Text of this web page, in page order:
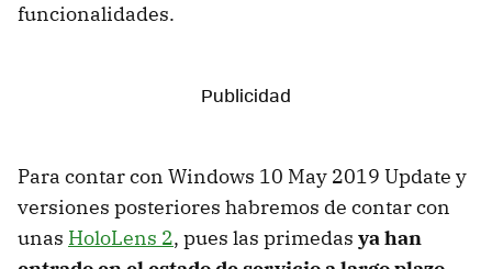
funcionalidades.
Para contar con Windows 10 May 2019 Update y
versiones posteriores habremos de contar con
unas HoloLens 2, pues las primedas ya han